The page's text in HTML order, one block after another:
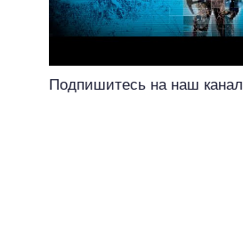
Подпишитесь на наш канал